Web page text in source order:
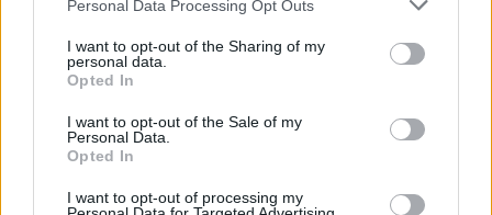
not limited to your visit or usage behaviour. You may click to
grant or deny consent to Google and its third-party tags to
use your data for below specified purposes in below Google
consent section.
Personal Data Processing Opt Outs
I want to opt-out of the Sharing of my
personal data.
Opted In
I want to opt-out of the Sale of my
Personal Data.
Opted In
I want to opt-out of processing my
Βαθμολογήθηκε με2από 5